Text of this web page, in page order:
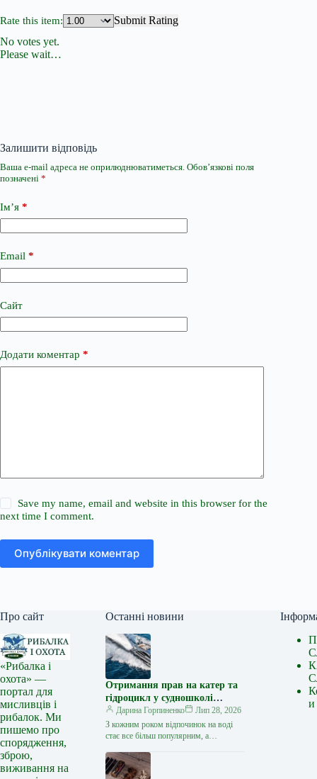
Rate this item:
Submit Rating
No votes yet.
Please wait…
Залишити відповідь
Ваша e-mail адреса не оприлюднюватиметься. Обов’язкові поля
позначені *
Ім’я *
Email *
Сайт
Додати коментар *
Save my name, email and website in this browser for the
next time I comment.
Опублікувати коментар
Про сайт
«Рибалка і
охота» —
портал для
мисливців і
рибалок. Ми
пишемо про
спорядження,
зброю,
виживання на
Останні новини
Отримання прав на катер та
гідроцикл у судношколі
«Либідь-А»: від теорії до
іспиту
Дарина Горпиненко
Лип 28, 2026
З кожним роком відпочинок на воді
стає все більш популярним, а
чи гідроциклом відкриває нові
горизонти…
и